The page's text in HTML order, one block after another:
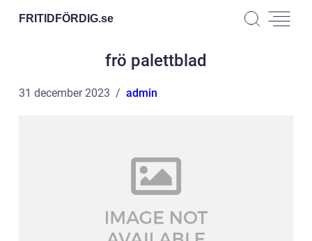
FRITIDFÖRDIG.se
frö palettblad
31 december 2023 admin